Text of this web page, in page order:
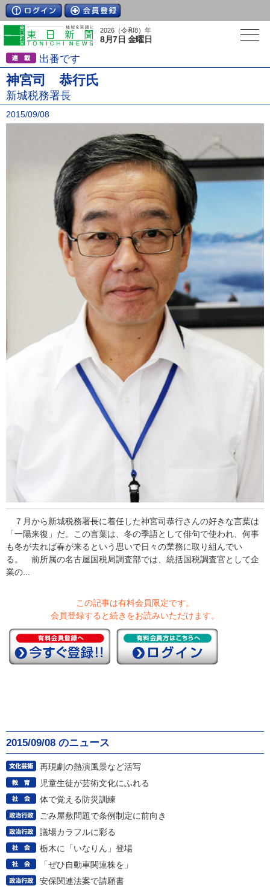
2026（令和8）年
8月7日 金曜日
出番です
神宮司 恭行氏
新城税務署長
2015/09/08
７月から新城税務署長に着任した神宮司恭行さんの好きな言葉は
「一陽来復」だ。この言葉は、冬の季語として俳句で使われ、何事
も冬が去れば春が来るという思いで日々の業務に取り組んでい
る。 前所属の名古屋国税局調査部では、統括国税調査官として企
業の...
この記事は有料会員限定です。
会員登録すると続きをお読みいただけます。
2015/09/08 のニュース
再現劇の熱演風景など活写
児童生徒が芸術文化にふれる
体で覚える防災訓練
ごみ屋敷問題で条例制定に前向き
議場カラフルに彩る
栃木に「いなりん」登場
「ぜひ自動車関連株を」
安保関連法案で請願書